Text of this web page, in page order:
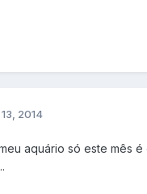
2014
aquário só este mês